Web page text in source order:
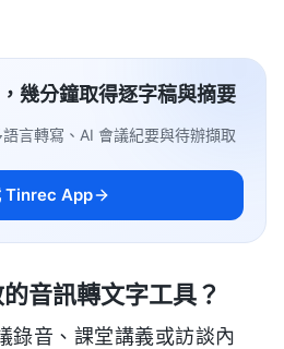
幾分鐘取得逐字稿與摘要
言轉寫、AI 會議紀要與待辦擷取
Tinrec App
音訊轉文字工具？
錄音、課堂講義或訪談內